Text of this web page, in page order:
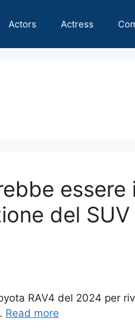
Actors Actress
essere
del
RAV4 del 2024 per
Read more